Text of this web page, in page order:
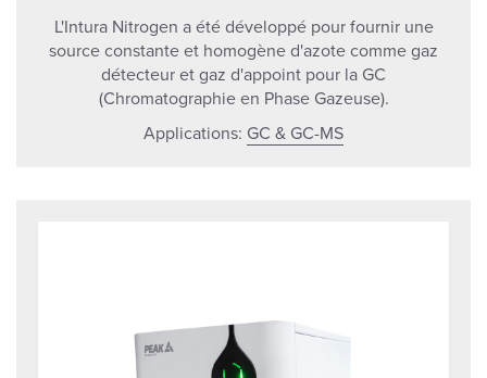
L'Intura Nitrogen a été développé pour fournir une
source constante et homogène d'azote comme gaz
détecteur et gaz d'appoint pour la GC
(Chromatographie en Phase Gazeuse).
Applications: GC & GC-MS